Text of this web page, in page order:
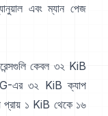
এবং ম্যান পেজ
কেবল ৩২ KiB
এর ৩২ KiB ক্যাপ
১ KiB থেকে ১৬